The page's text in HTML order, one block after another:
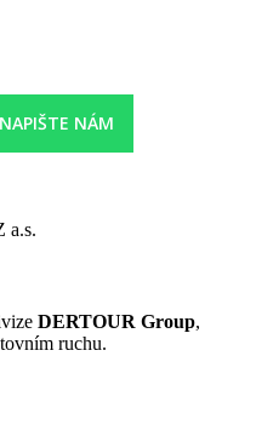
NÁM
a.s.
DERTOUR Group,
ruchu.